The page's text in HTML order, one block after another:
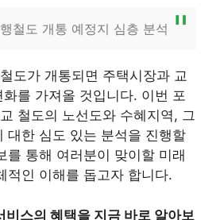
철도 개통 예정지 심층 분석
도가 개통되면 주택시장과 교
를 가져올 것입니다. 이번 포
철도의 노선도와 수혜지역, 그
대한 심도 있는 분석을 진행할
를 통해 여러분이 맞이할 미래
적인 이해를 돕고자 합니다.
비스의 혜택을 지금 바로 알아보